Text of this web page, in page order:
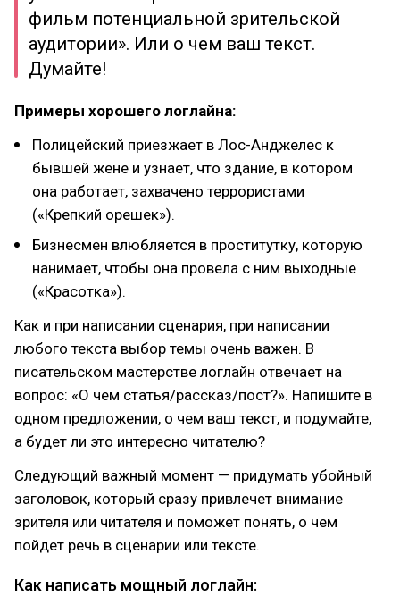
фильм потенциальной зрительской
аудитории». Или о чем ваш текст.
Думайте!
Примеры хорошего логлайна:
Полицейский приезжает в Лос-Анджелес к
бывшей жене и узнает, что здание, в котором
она работает, захвачено террористами
(«Крепкий орешек»).
Бизнесмен влюбляется в проститутку, которую
нанимает, чтобы она провела с ним выходные
(«Красотка»).
Как и при написании сценария, при написании
любого текста выбор темы очень важен. В
писательском мастерстве логлайн отвечает на
вопрос: «О чем статья/рассказ/пост?». Напишите в
одном предложении, о чем ваш текст, и подумайте,
а будет ли это интересно читателю?
Следующий важный момент — придумать убойный
заголовок, который сразу привлечет внимание
зрителя или читателя и поможет понять, о чем
пойдет речь в сценарии или тексте.
Как написать мощный логлайн: